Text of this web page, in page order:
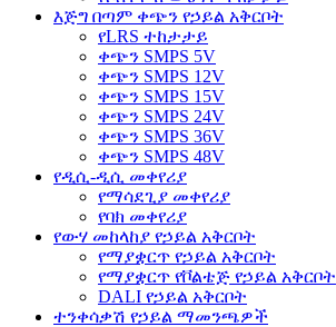
እጅግ በጣም ቀጭን የኃይል አቅርቦት
የLRS ተከታታይ
ቀጭን SMPS 5V
ቀጭን SMPS 12V
ቀጭን SMPS 15V
ቀጭን SMPS 24V
ቀጭን SMPS 36V
ቀጭን SMPS 48V
የዲሲ-ዲሲ መቀየሪያ
የማሳደጊያ መቀየሪያ
የባክ መቀየሪያ
የውሃ መከላከያ የኃይል አቅርቦት
የማያቋርጥ የኃይል አቅርቦት
የማያቋርጥ የቮልቴጅ የኃይል አቅርቦት
DALI የኃይል አቅርቦት
ተንቀሳቃሽ የኃይል ማመንጫዎች